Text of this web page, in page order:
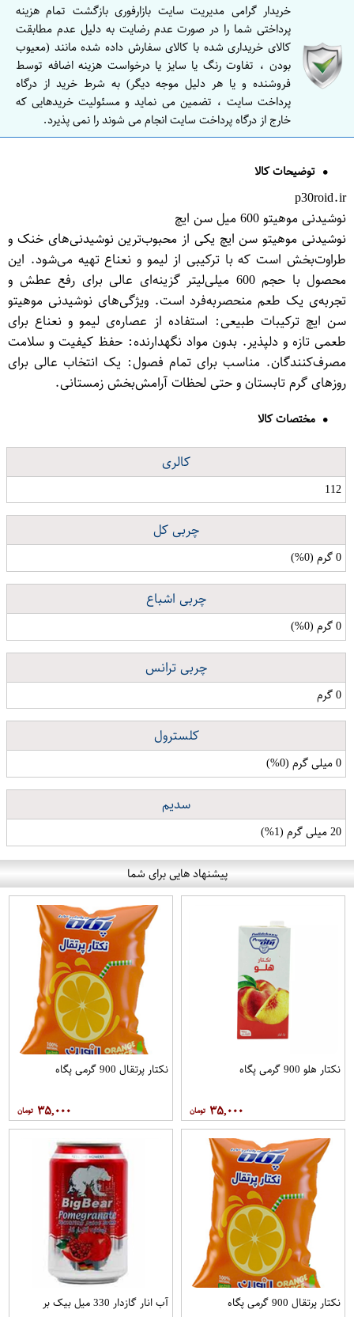
خریدار گرامی مدیریت سایت بازارفوری بازگشت تمام هزینه
پرداختی شما را در صورت عدم رضایت به دلیل عدم مطابقت
کالای خریداری شده با کالای سفارش داده شده مانند (معیوب
بودن ، تفاوت رنگ یا سایز یا درخواست هزینه اضافه توسط
فروشنده و یا هر دلیل موجه دیگر) به شرط خرید از درگاه
پرداخت سایت ، تضمین می نماید و مسئولیت خریدهایی که
خارج از درگاه پرداخت سایت انجام می شوند را نمی پذیرد.
توضیحات کالا
p30roid.ir
نوشیدنی موهیتو 600 میل سن ایچ
نوشیدنی موهیتو سن ایچ یکی از محبوب‌ترین نوشیدنی‌های خنک و
طراوت‌بخش است که با ترکیبی از لیمو و نعناع تهیه می‌شود. این
محصول با حجم 600 میلی‌لیتر گزینه‌ای عالی برای رفع عطش و
تجربه‌ی یک طعم منحصر‌به‌فرد است. ویژگی‌های نوشیدنی موهیتو
سن ایچ ترکیبات طبیعی: استفاده از عصاره‌ی لیمو و نعناع برای
طعمی تازه و دلپذیر. بدون مواد نگهدارنده: حفظ کیفیت و سلامت
مصرف‌کنندگان. مناسب برای تمام فصول: یک انتخاب عالی برای
روزهای گرم تابستان و حتی لحظات آرامش‌بخش زمستانی.
مختصات کالا
کالری
112
چربی کل
0 گرم (0%)
چربی اشباع
0 گرم (0%)
چربی ترانس
0 گرم
کلسترول
0 میلی گرم (0%)
سدیم
20 میلی گرم (1%)
پیشنهاد هایی برای شما
نکتار هلو 900 گرمی پگاه
۳۵,۰۰۰
نکتار پرتقال 900 گرمی پگاه
۳۵,۰۰۰
نکتار پرتقال 900 گرمی پگاه آب انار گازدار 330 میل بیک بر